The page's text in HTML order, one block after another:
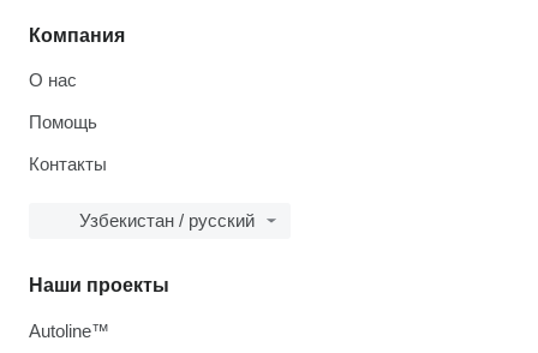
Компания
О нас
Помощь
Контакты
Узбекистан / русский
Наши проекты
Autoline™